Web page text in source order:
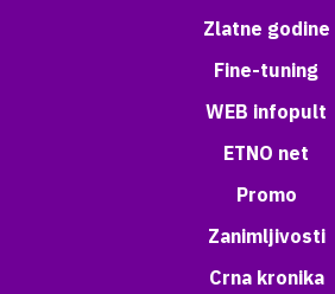
Zlatne godine
Fine-tuning
WEB infopult
ETNO net
Promo
Zanimljivosti
Crna kronika